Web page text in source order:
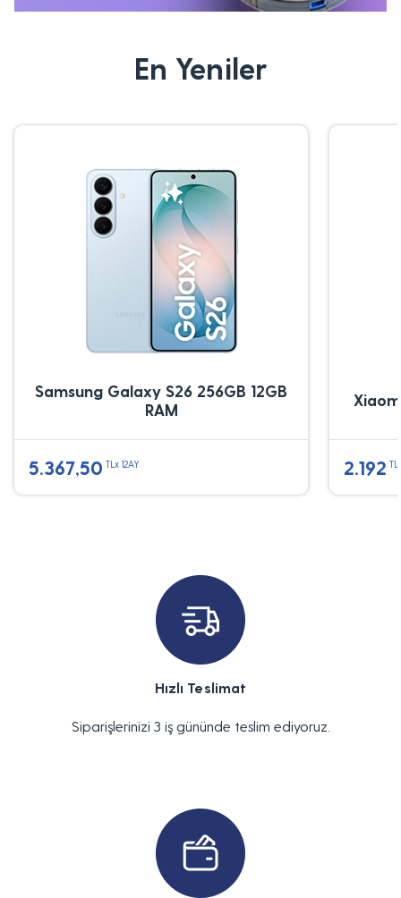
En Yeniler
Samsung Galaxy S26 256GB 12GB
RAM
5.367,50 TLx 12AY 2.192
Hızlı Teslimat
Siparişlerinizi 3 iş gününde teslim ediyoruz.